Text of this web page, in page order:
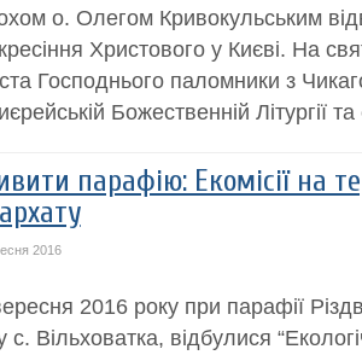
о. Олегом Кривокульським
Христового у Києві. На
Господнього паломники з
Божественній Літургії
парафію: Екомісії на
2016
2016 року при парафії
с. Вільховатка, відбулися